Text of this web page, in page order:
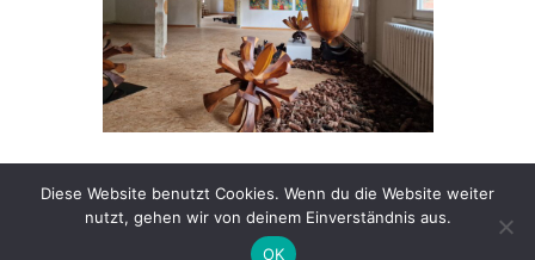
Diese Website benutzt Cookies. Wenn du die Website weiter
nutzt, gehen wir von deinem Einverständnis aus.
OK